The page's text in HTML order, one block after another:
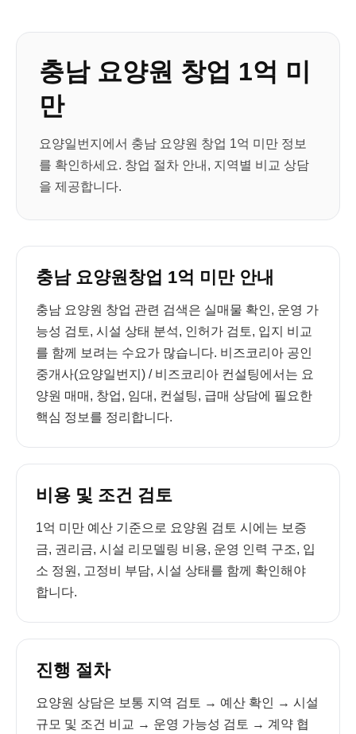
충남 요양원 창업 1억 미
만
요양일번지에서 충남 요양원 창업 1억 미만 정보
를 확인하세요. 창업 절차 안내, 지역별 비교 상담
을 제공합니다.
충남 요양원창업 1억 미만 안내
충남 요양원 창업 관련 검색은 실매물 확인, 운영 가
능성 검토, 시설 상태 분석, 인허가 검토, 입지 비교
를 함께 보려는 수요가 많습니다. 비즈코리아 공인
중개사(요양일번지) / 비즈코리아 컨설팅에서는 요
양원 매매, 창업, 임대, 컨설팅, 급매 상담에 필요한
핵심 정보를 정리합니다.
비용 및 조건 검토
1억 미만 예산 기준으로 요양원 검토 시에는 보증
금, 권리금, 시설 리모델링 비용, 운영 인력 구조, 입
소 정원, 고정비 부담, 시설 상태를 함께 확인해야
합니다.
진행 절차
요양원 상담은 보통 지역 검토 → 예산 확인 → 시설
규모 및 조건 비교 → 운영 가능성 검토 → 계약 협